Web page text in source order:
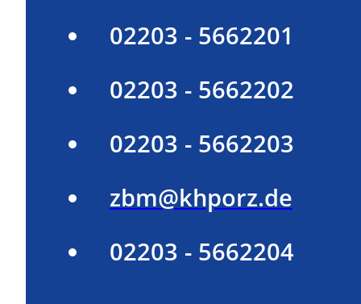
02203 - 5662201
02203 - 5662202
02203 - 5662203
zbm@khporz.de
02203 - 5662204